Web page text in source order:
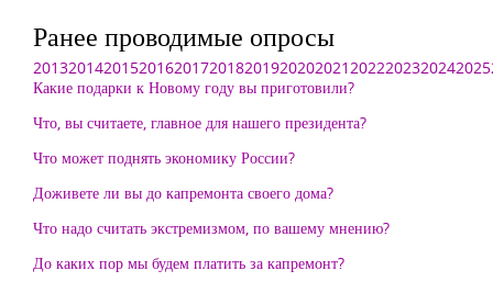
Ранее проводимые опросы
2013201420152016201720182019202020212022202320242025
Какие подарки к Новому году вы приготовили?
Что, вы считаете, главное для нашего президента?
Что может поднять экономику России?
Доживете ли вы до капремонта своего дома?
Что надо считать экстремизмом, по вашему мнению?
До каких пор мы будем платить за капремонт?